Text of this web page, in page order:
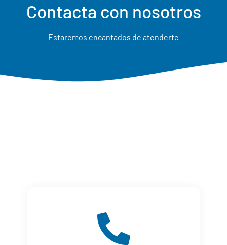
Contacta con nosotros
Estaremos encantados de atenderte